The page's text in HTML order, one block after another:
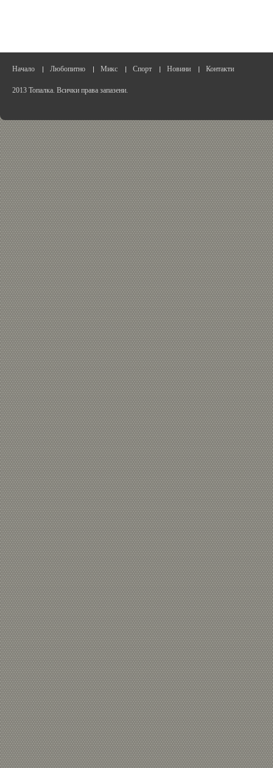
Начало Любопитно Микс Спорт Новини Контакти
2013 Топалка. Всички права запазени.